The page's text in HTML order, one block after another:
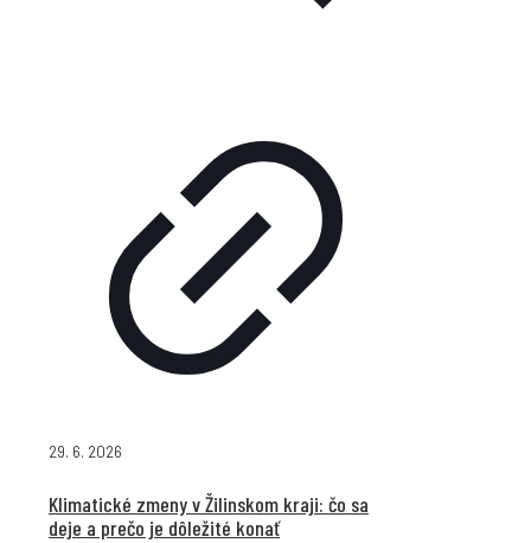
29. 6. 2026
Klimatické zmeny v Žilinskom kraji: čo sa
deje a prečo je dôležité konať